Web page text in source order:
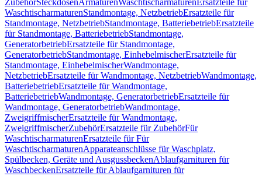
ZubehörSteckdosenArmaturenWaschtischarmaturen Ersatzteile für
WaschtischarmaturenStandmontage, NetzbetriebErsatzteile für
Standmontage, NetzbetriebStandmontage, BatteriebetriebErsatzteile
für Standmontage, BatteriebetriebStandmontage,
GeneratorbetriebErsatzteile für Standmontage,
GeneratorbetriebStandmontage, EinhebelmischerErsatzteile für
Standmontage, EinhebelmischerWandmontage,
NetzbetriebErsatzteile für Wandmontage, NetzbetriebWandmontage,
BatteriebetriebErsatzteile für Wandmontage,
BatteriebetriebWandmontage, GeneratorbetriebErsatzteile für
Wandmontage, GeneratorbetriebWandmontage,
ZweigriffmischerErsatzteile für Wandmontage,
ZweigriffmischerZubehörErsatzteile für ZubehörFür
WaschtischarmaturenErsatzteile für Für
WaschtischarmaturenApparateanschlüsse für Waschplatz,
Spülbecken, Geräte und AusgussbeckenAblaufgarnituren für
WaschbeckenErsatzteile für Ablaufgarnituren für